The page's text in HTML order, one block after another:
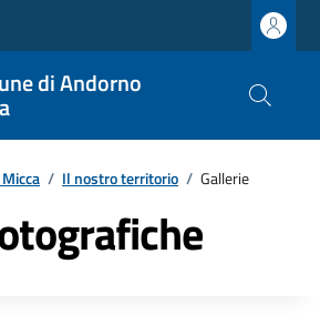
di Andorno
/ Il nostro territorio / Gallerie